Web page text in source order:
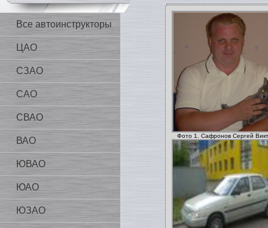
Все автоинструкторы
ЦАО
СЗАО
САО
СВАО
ВАО
ЮВАО
ЮАО
ЮЗАО
Фото 1. Сафронов Сергей